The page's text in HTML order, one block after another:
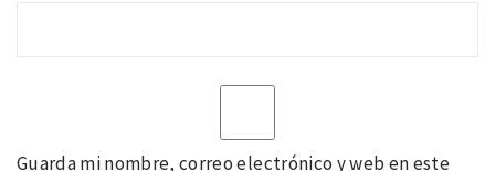
Guarda mi nombre, correo electrónico y web en este